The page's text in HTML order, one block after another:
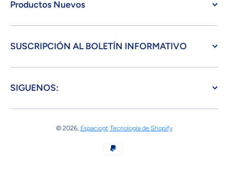
Productos Nuevos
SUSCRIPCIÓN AL BOLETÍN INFORMATIVO
SIGUENOS:
© 2026, Espaciogt Tecnología de Shopify